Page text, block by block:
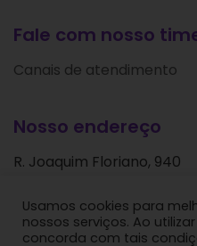
Fale com nosso
Canais de atendimento
Nosso endereço
R. Joaquim Floriano, 940
São Paulo - SP
CEP: 04534-004
Usamos cookies para
nossos serviços. Ao
concorda com tais